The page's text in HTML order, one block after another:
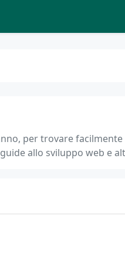
per trovare
allo sviluppo web e